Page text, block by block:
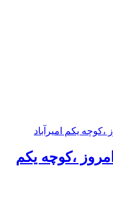
،کوچه یکم